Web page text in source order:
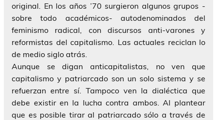
original. En los años ’70 surgieron algunos grupos -
sobre todo académicos- autodenominados del
feminismo radical, con discursos anti-varones y
reformistas del capitalismo. Las actuales reciclan lo
de medio siglo atrás.
Aunque se digan anticapitalistas, no ven que
capitalismo y patriarcado son un solo sistema y se
refuerzan entre sí. Tampoco ven la dialéctica que
debe existir en la lucha contra ambos. Al plantear
que es posible tirar al patriarcado sólo a través de